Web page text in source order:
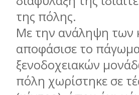
της πόλης.
Με την ανάληψη των
αποφάσισε το
ξενοδοχειακών
πόλη χωρίστηκε σε